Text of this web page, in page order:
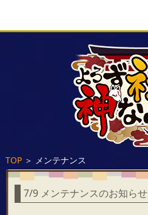
TOP＞ メンテナンス
7/9 メンテナンスのお知らせ